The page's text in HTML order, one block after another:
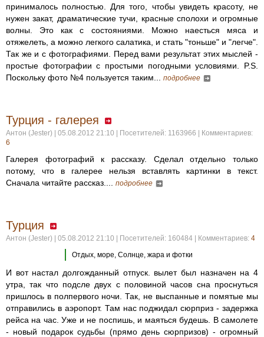
принималось полностью. Для того, чтобы увидеть красоту, не
нужен закат, драматические тучи, красные сполохи и огромные
волны. Это как с состояниями. Можно наесться мяса и
отяжелеть, а можно легкого салатика, и стать "тоньше" и "легче".
Так же и с фотографиями. Перед вами результат этих мыслей -
простые фотографии с простыми погодными условиями. P.S.
Поскольку фото №4 пользуется таким... подробнее
Турция - галерея
Антон (Jester) | 05.08.2012 21:10 | Посетителей: 1163966 | Комментариев:
6
Галерея фотографий к рассказу. Сделал отдельно только
потому, что в галерее нельзя вставлять картинки в текст.
Сначала читайте рассказ.... подробнее
Турция
Антон (Jester) | 05.08.2012 21:10 | Посетителей: 160484 | Комментариев: 4
Отдых, море, Солнце, жара и фотки
И вот настал долгожданный отпуск. вылет был назначен на 4
утра, так что подсле двух с половиной часов сна проснуться
пришлось в полпервого ночи. Так, не выспанные и помятые мы
отправились в аэропорт. Там нас поджидал сюрприз - задержка
рейса на час. Уже и не поспишь, и маяться будешь. В самолете
- новый подарок судьбы (прямо день сюрпризов) - огромный